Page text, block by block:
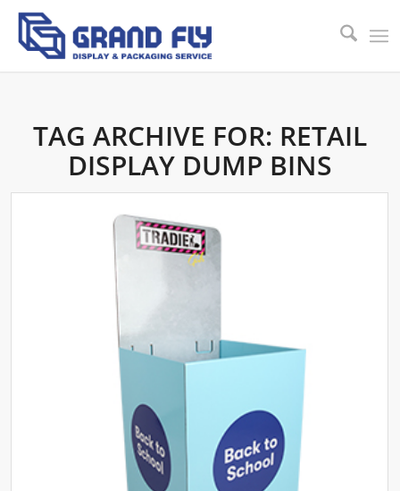
TAG ARCHIVE FOR: RETAIL
DISPLAY DUMP BINS